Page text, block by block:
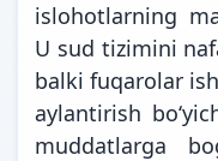
islohotlarning
U sud tizimini
balki fuqarolar
aylantirish
muddatlarga